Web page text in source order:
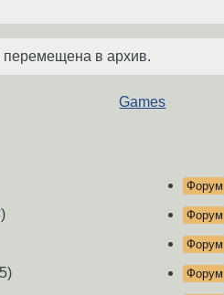
перемещена в архив.
Games
Форум
Форум
Форум
Форум